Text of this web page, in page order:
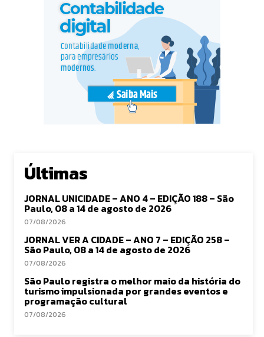
Últimas
JORNAL UNICIDADE – ANO 4 – EDIÇÃO 188 – São
Paulo, 08 a 14 de agosto de 2026
07/08/2026
JORNAL VER A CIDADE – ANO 7 – EDIÇÃO 258 –
São Paulo, 08 a 14 de agosto de 2026
07/08/2026
São Paulo registra o melhor maio da história do
turismo impulsionada por grandes eventos e
programação cultural
07/08/2026